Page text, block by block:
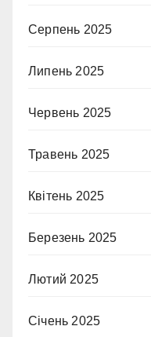
Серпень 2025
Липень 2025
Червень 2025
Травень 2025
Квітень 2025
Березень 2025
Лютий 2025
Січень 2025